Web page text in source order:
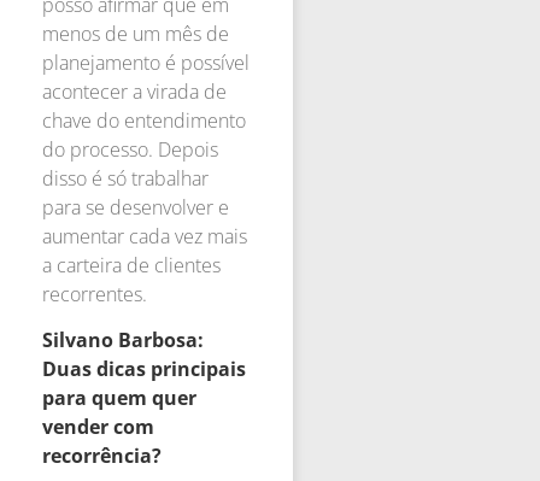
menos de um mês de
planejamento é possível
acontecer a virada de
chave do entendimento
do processo. Depois
disso é só trabalhar
para se desenvolver e
aumentar cada vez mais
a carteira de clientes
recorrentes.
Silvano Barbosa:
Duas dicas principais
para quem quer
vender com
recorrência?